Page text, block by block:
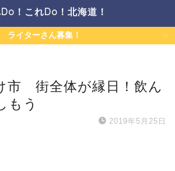
！これDo！北海道！
ライターさん募集！
市 街全体が縁日！飲ん
もう
2019年5月25日